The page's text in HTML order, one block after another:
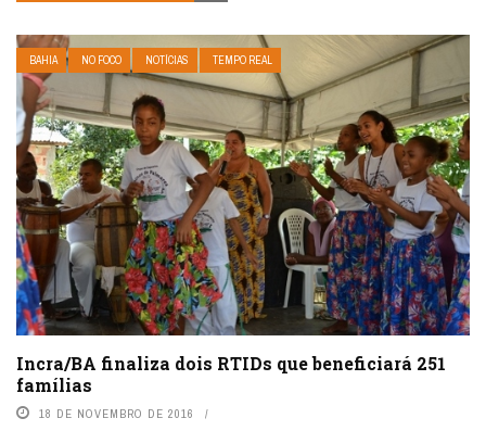
BAHIA NO FOCO NOTÍCIAS TEMPO REAL
Incra/BA finaliza dois RTIDs que beneficiará 251
famílias
18 DE NOVEMBRO DE 2016